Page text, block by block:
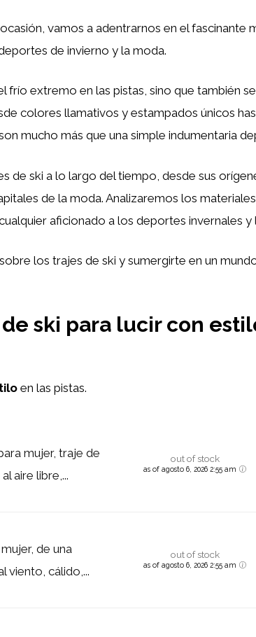
vamos a adentrarnos en el fascinante
de invierno y la moda.
extremo en las pistas, sino que también
colores llamativos y estampados únicos
mucho más que una simple indumentaria
de ski a lo largo del tiempo, desde sus
de la moda. Analizaremos los
aficionado a los deportes invernales y
los trajes de ski y sumergirte en un
ski para lucir con
en las pistas.
mujer, traje de
aire libre,...
out of stock
as of agosto 6, 2026 2:55 am
de una
viento, cálido,...
out of stock
as of agosto 6, 2026 2:55 am